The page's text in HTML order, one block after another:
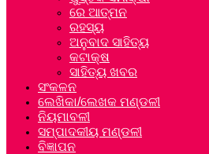
ରେ ଆତ୍ମନ
ରହସ୍ୟ
ଅନୁବାଦ ସାହିତ୍ୟ
କଟାକ୍ଷ
ସାହିତ୍ୟ ଖବର
ସଂକଳନ
ଲେଖିକା/ଲେଖକ ମଣ୍ଡଳୀ
ନିୟମାବଳୀ
ସମ୍ପାଦକୀୟ ମଣ୍ଡଳୀ
ବିଜ୍ଞାପନ